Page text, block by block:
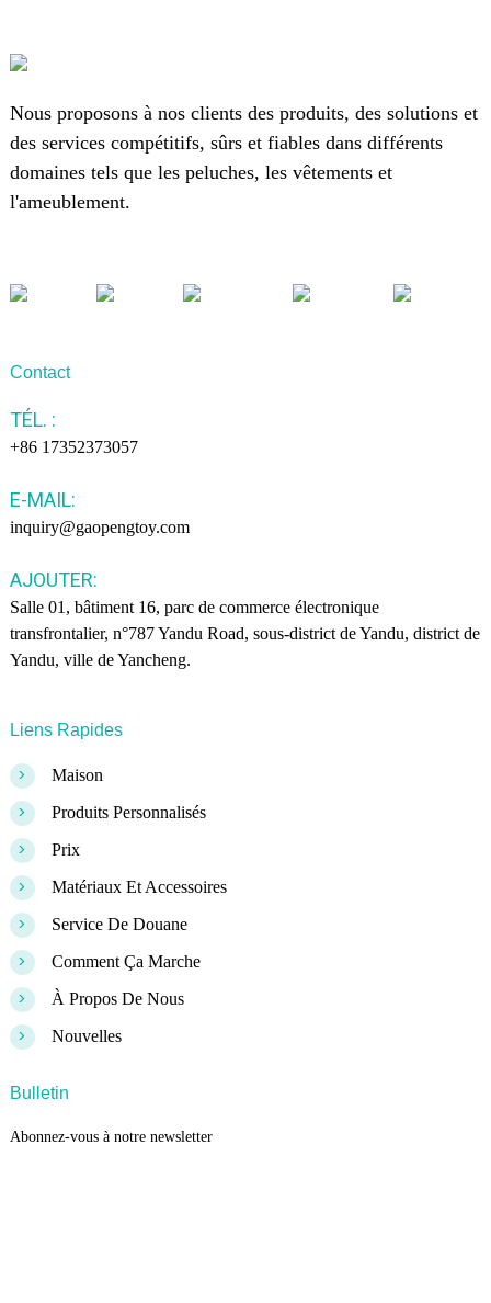
Nous proposons à nos clients des produits, des solutions et
des services compétitifs, sûrs et fiables dans différents
domaines tels que les peluches, les vêtements et
l'ameublement.
Contact
TÉL. :
+86 17352373057
E-MAIL:
inquiry@gaopengtoy.com
AJOUTER:
Salle 01, bâtiment 16, parc de commerce électronique
transfrontalier, n°787 Yandu Road, sous-district de Yandu, district de
Yandu, ville de Yancheng.
Liens Rapides
> Maison
> Produits Personnalisés
> Prix
> Matériaux Et Accessoires
> Service De Douane
> Comment Ça Marche
> À Propos De Nous
> Nouvelles
Bulletin
Abonnez-vous à notre newsletter